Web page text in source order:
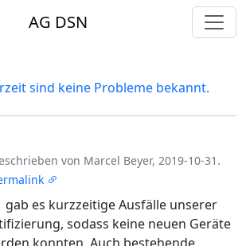
AG DSN
sind keine Probleme bekannt.
von Marcel Beyer, 2019-10-31.
gab es kurzzeitige Ausfälle unserer
sodass keine neuen Geräte